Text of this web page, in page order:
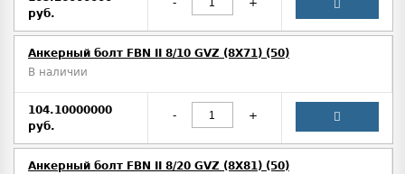
руб.
- +
Анкерный болт FBN II 8/10 GVZ (8X71) (50)
В наличии
104.10000000
руб.
- +
Анкерный болт FBN II 8/20 GVZ (8X81) (50)